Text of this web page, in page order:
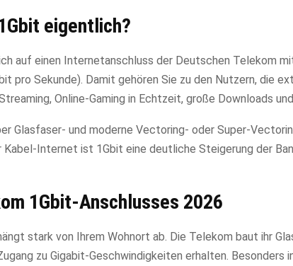
eigentlich?
auf einen Internetanschluss der Deutschen Telekom
pro Sekunde). Damit gehören Sie zu den Nutzern, die
Online-Gaming in Echtzeit, große Downloads
Glasfaser- und moderne Vectoring- oder Super-
Kabel-Internet ist 1Gbit eine deutliche Steigerung der
1Gbit-Anschlusses 2026
stark von Ihrem Wohnort ab. Die Telekom baut ihr
zu Gigabit-Geschwindigkeiten erhalten. Besonders